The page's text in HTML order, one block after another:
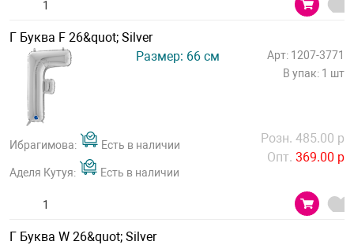
Г Буква F 26&quot; Silver
Размер: 66 см
Арт: 1207-3771
В упак: 1 шт
Ибрагимова: Есть в наличии
Аделя Кутуя: Есть в наличии
Розн. 485.00 р
Опт. 369.00 р
Г Буква W 26&quot; Silver